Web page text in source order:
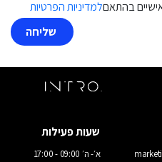
בהתאםלמדיניות הפרטיות
שעות פעילות
א׳- ה׳ 09:00 - 17:00